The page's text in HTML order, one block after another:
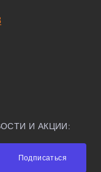
И АКЦИИ:
Подписаться